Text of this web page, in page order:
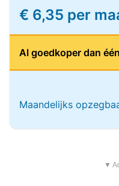
€ 6,35 per
Al goedkoper dan
Maandelijks
▼